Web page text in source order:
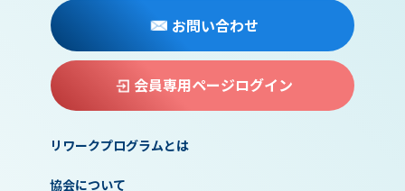
お問い合わせ
会員専用ページログイン
リワークプログラムとは
協会について